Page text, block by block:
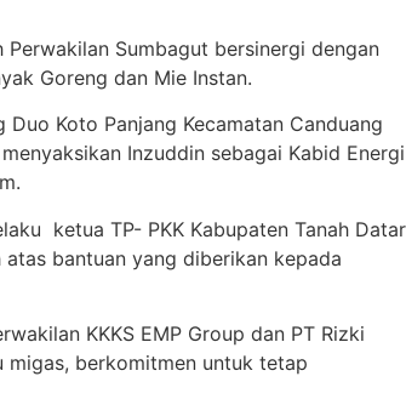
Perwakilan Sumbagut bersinergi dengan
Goreng dan Mie Instan.
Koto Panjang Kecamatan Canduang
Inzuddin sebagai Kabid Energi
ketua TP- PKK Kabupaten Tanah Datar
bantuan yang diberikan kepada
KKKS EMP Group dan PT Rizki
migas, berkomitmen untuk tetap